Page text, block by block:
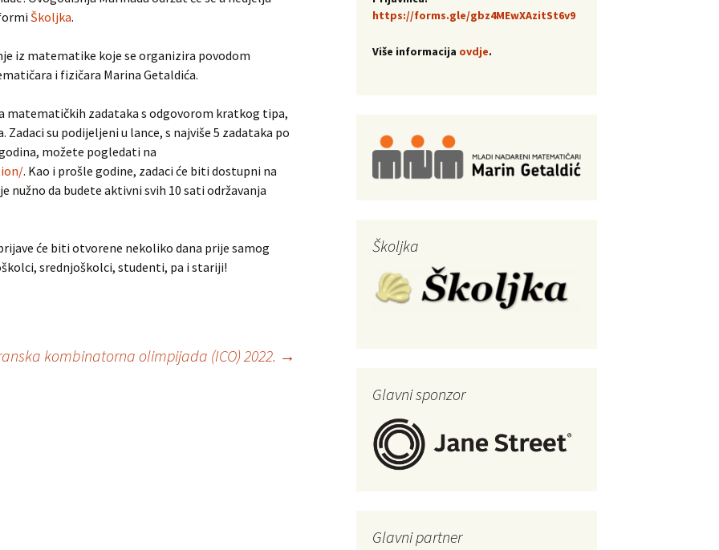
Školjka.
iz matematike koje se organizira povodom
i fizičara Marina Getaldića.
matematičkih zadataka s odgovorom kratkog tipa,
su podijeljeni u lance, s najviše 5 zadataka po
možete pogledati na
. Kao i prošle godine, zadaci će biti dostupni na
nužno da budete aktivni svih 10 sati održavanja
će biti otvorene nekoliko dana prije samog
srednjoškolci, studenti, pa i stariji!
kombinatorna olimpijada (ICO) 2022. →
https://forms.gle/gbz4MEwXAzitSt6v9
Više informacija ovdje.
Školjka
Glavni sponzor
Glavni partner